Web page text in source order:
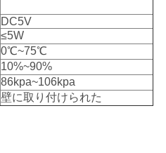
DC5V
≤5W
0℃~75℃
10%~90%
86kpa~106kpa
壁に取り付けられた